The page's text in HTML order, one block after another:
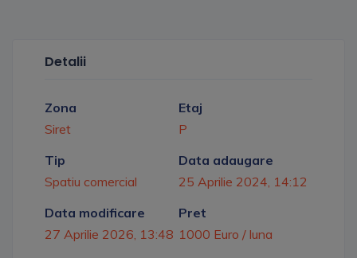
Detalii
Zona
Siret
Etaj
P
Tip
Spatiu comercial
Data adaugare
25 Aprilie 2024, 14:12
Data modificare
27 Aprilie 2026, 13:48
Pret
1000 Euro / luna